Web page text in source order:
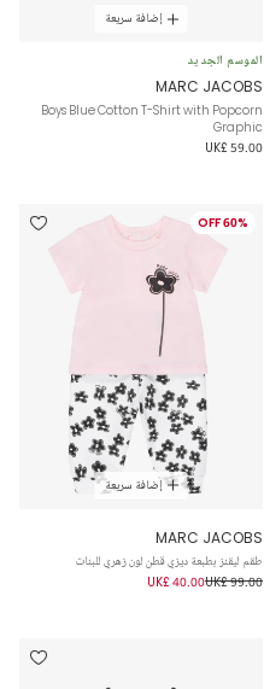
إضافة سريعة
الموسم الجديد
MARC JACOBS
Boys Blue Cotton T-Shirt with Popcorn
Graphic
UK£ 59.00
60% OFF
إضافة سريعة
MARC JACOBS
طقم ليقنز بطبعة ديزي قطن لون زهري للبنات
UK£ 99.00
UK£ 40.00